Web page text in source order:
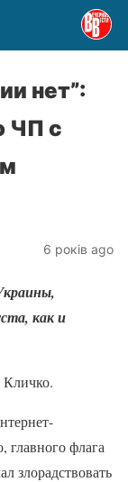
нет”:
ЧП с
6 років ago
как и
главного флага
злорадствовать